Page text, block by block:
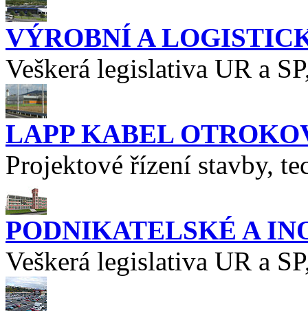
VÝROBNÍ A
Veškerá legislativa UR a
LAPP KABEL
Projektové řízení stavby,
PODNIKATELSKÉ A
Veškerá legislativa UR a